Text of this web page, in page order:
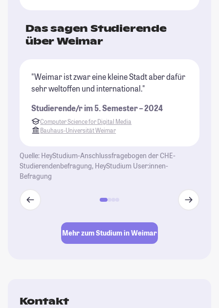
Das sagen Studierende
über Weimar
"Weimar ist zwar eine kleine Stadt aber dafür
sehr weltoffen und international."
Studierende/r im 5. Semester – 2024
Computer Science for Digital Media
Bauhaus-Universität Weimar
Quelle: HeyStudium-Anschlussfragebogen der CHE-
Studierendenbefragung, HeyStudium User:innen-
Befragung
Mehr zum Studium in Weimar
Kontakt